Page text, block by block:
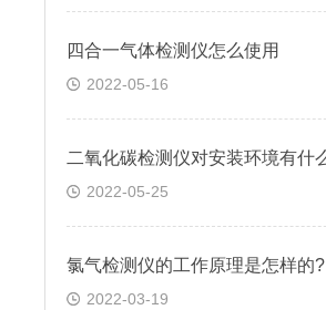
四合一气体检测仪怎么使用
2022-05-16
2022-05-25
氯气检测仪的工作原理是怎样的?
2022-03-19